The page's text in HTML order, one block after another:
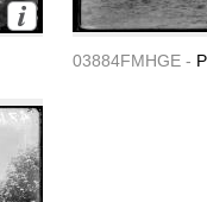
03884FMHGE -